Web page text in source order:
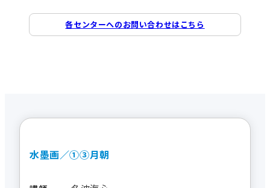
各センターへのお問い合わせはこちら
水墨画／①③月朝